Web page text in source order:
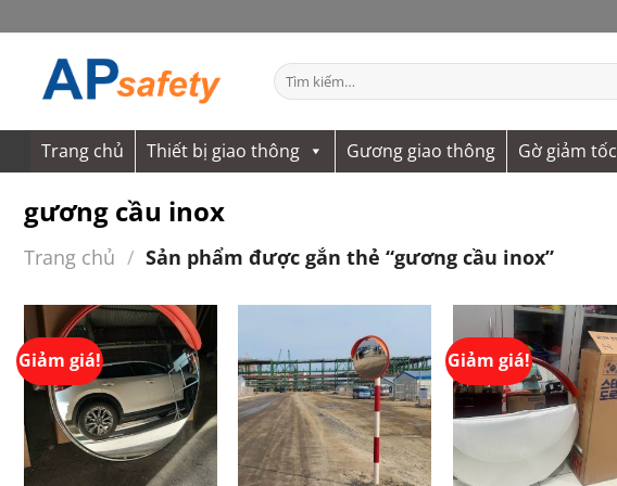
qua
Tìm
kiếm:
Trang chủ Thiết bị giao thông Gương giao thông Gờ giảm tốc
gương cầu inox
Trang chủ / Sản phẩm được gắn thẻ “gương cầu inox”
Giảm giá! Giảm giá!